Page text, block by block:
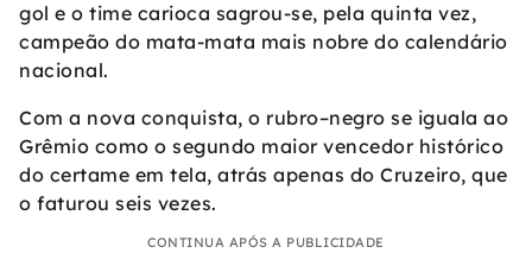
gol e o time carioca sagrou-se, pela quinta vez,
campeão do mata-mata mais nobre do calendário
nacional.
Com a nova conquista, o rubro–negro se iguala ao
Grêmio como o segundo maior vencedor histórico
do certame em tela, atrás apenas do Cruzeiro, que
o faturou seis vezes.
CONTINUA APÓS A PUBLICIDADE